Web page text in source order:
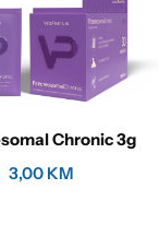
Chronic 3g
3,00 KM